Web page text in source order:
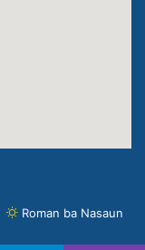
Roman ba Nasaun